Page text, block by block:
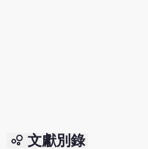
bubble_chart 文獻別錄